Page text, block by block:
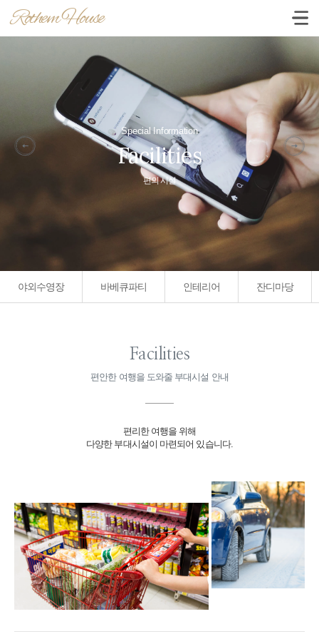
Rothem House
Special Information
Facilities
편의 시설
야외수영장 바베큐파티 인테리어 잔디마당
Facilities
편안한 여행을 도와줄 부대시설 안내
편리한 여행을 위해
다양한 부대시설이 마련되어 있습니다.